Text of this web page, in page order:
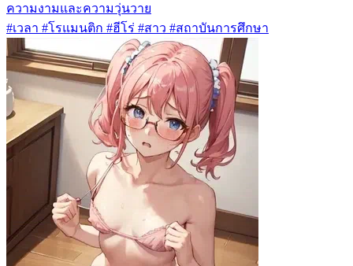
ความงามและความวุ่นวาย
#เวลา #โรแมนติก #ฮีโร่ #สาว #สถาบันการศึกษา